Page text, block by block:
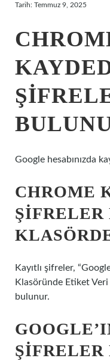
Tarih: Temmuz 9, 2025
Google hesabınızda
CHROME
ŞIFRELER
Kayıtlı şifreler,
Klasöründe Etiket Veri
bulunur.
ŞIFRELER